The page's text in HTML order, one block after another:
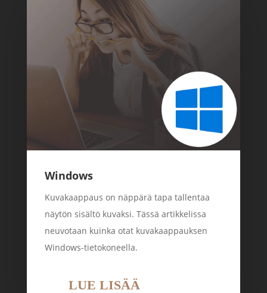
Windows
Kuvakaappaus on näppärä tapa tallentaa
näytön sisältö kuvaksi. Tässä artikkelissa
neuvotaan kuinka otat kuvakaappauksen
Windows-tietokoneella.
LUE LISÄÄ